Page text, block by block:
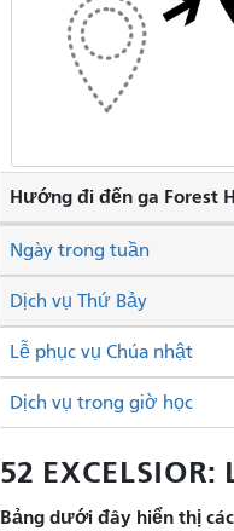
Hướng đi đến ga Forest
Dịch vụ Thứ Bảy
Lễ phục vụ Chúa nhật
Ngày trong tuần
Dịch vụ trong giờ học
52
Bảng dưới đây hiển thị